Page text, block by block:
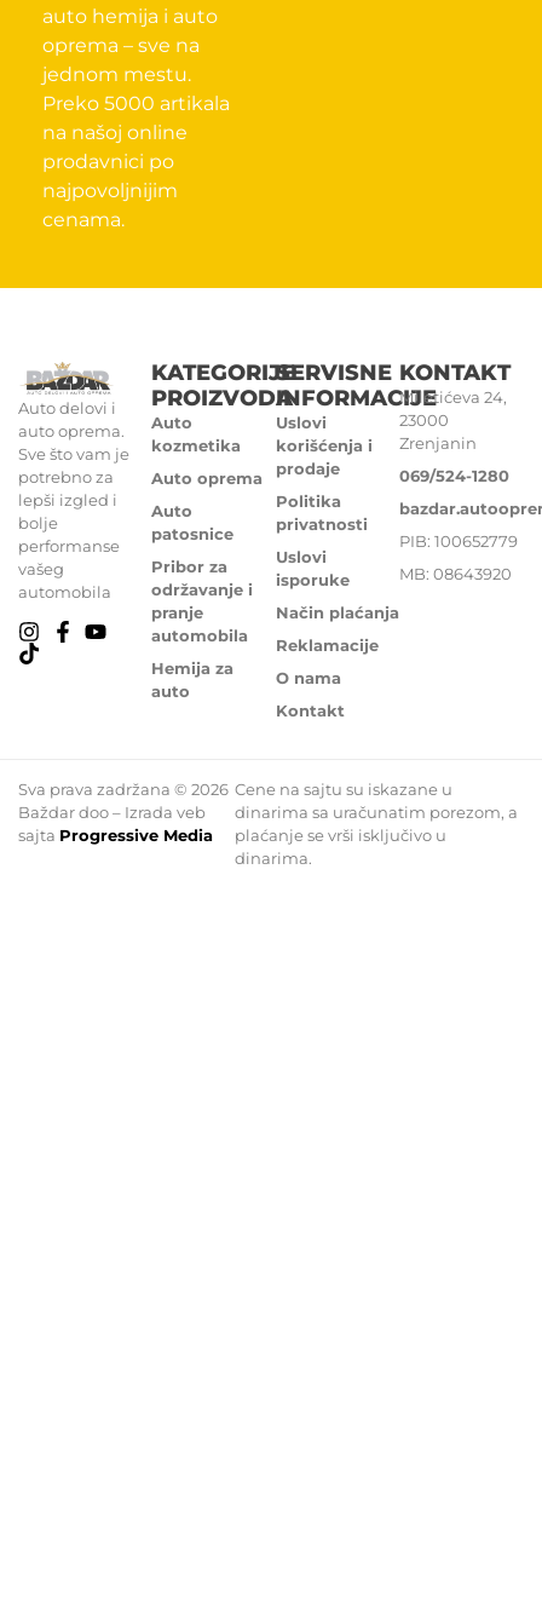
auto hemija i auto
oprema – sve na
jednom mestu.
Preko 5000 artikala
na našoj online
prodavnici po
najpovoljnijim
cenama.
Auto delovi i
auto oprema.
Sve što vam je
potrebno za
lepši izgled i
bolje
performanse
vašeg
automobila
KATEGORIJE
PROIZVODA
Auto
kozmetika
Auto oprema
Auto
patosnice
Pribor za
održavanje i
pranje
automobila
Hemija za
auto
SERVISNE
INFORMACIJE
Uslovi
korišćenja i
prodaje
Politika
privatnosti
Uslovi
isporuke
Način plaćanja
Reklamacije
O nama
Kontakt
KONTAKT
Miletićeva 24,
23000
Zrenjanin
069/524-1280
PIB: 100652779
MB: 08643920
Sva prava zadržana © 2026
Baždar doo – Izrada veb
sajta Progressive Media
Cene na sajtu su iskazane u
dinarima sa uračunatim porezom, a
plaćanje se vrši isključivo u
dinarima.